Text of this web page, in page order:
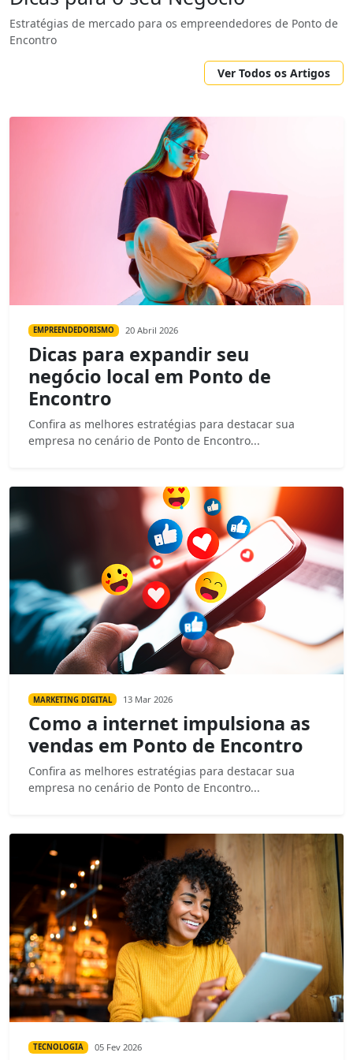
Estratégias de mercado para os empreendedores de Ponto de
Encontro
Ver Todos os Artigos
EMPREENDEDORISMO 20 Abril 2026
Dicas para expandir seu
negócio local em Ponto de
Encontro
Confira as melhores estratégias para destacar sua
empresa no cenário de Ponto de Encontro...
MARKETING DIGITAL 13 Mar 2026
Como a internet impulsiona as
vendas em Ponto de Encontro
Confira as melhores estratégias para destacar sua
empresa no cenário de Ponto de Encontro...
TECNOLOGIA 05 Fev 2026